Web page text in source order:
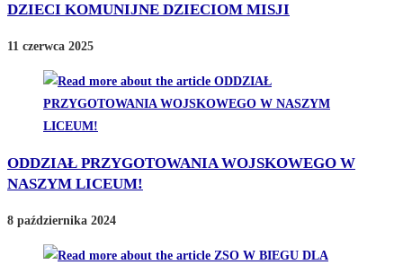
DZIECI KOMUNIJNE DZIECIOM MISJI
11 czerwca 2025
ODDZIAŁ PRZYGOTOWANIA WOJSKOWEGO W
NASZYM LICEUM!
8 października 2024